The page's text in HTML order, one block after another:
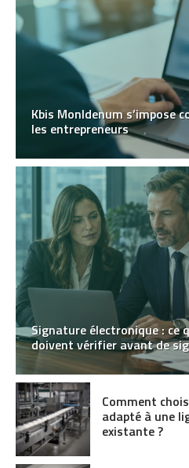
Kbis MonIdenum s’impose
les entrepreneurs
Signature électronique : ce
doivent vérifier avant de
Comment
adapté à une
existante ?